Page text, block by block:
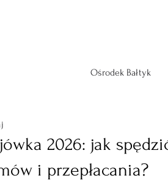
Ośrodek Bałtyk
2026: jak
i przepłacania?